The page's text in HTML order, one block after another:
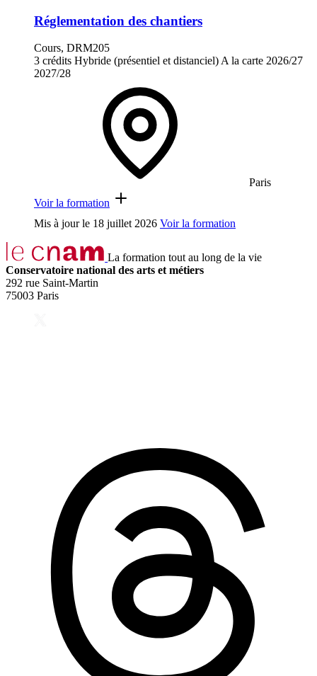
Réglementation des chantiers
Cours, DRM205
3 crédits Hybride (présentiel et distanciel)A la carte 2026/27
2027/28
Paris
Voir la formation
Mis à jour le 18 juillet 2026 Voir la formation
La formation tout au long de la vie
Conservatoire national des arts et métiers
292 rue Saint-Martin
75003 Paris